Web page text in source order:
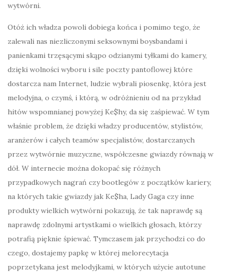
wytwórni.
Otóż ich władza powoli dobiega końca i pomimo tego, że
zalewali nas niezliczonymi seksownymi boysbandami i
panienkami trzęsącymi skąpo odzianymi tyłkami do kamery,
dzięki wolności wyboru i sile poczty pantoflowej które
dostarcza nam Internet, ludzie wybrali piosenkę, która jest
melodyjna, o czymś, i którą, w odróżnieniu od na przykład
hitów wspomnianej powyżej Ke$hy, da się zaśpiewać. W tym
właśnie problem, że dzięki władzy producentów, stylistów,
aranżerów i całych teamów specjalistów, dostarczanych
przez wytwórnie muzyczne, współczesne gwiazdy równają w
dół. W internecie można dokopać się różnych
przypadkowych nagrań czy bootlegów z początków kariery,
na których takie gwiazdy jak Ke$ha, Lady Gaga czy inne
produkty wielkich wytwórni pokazują, że tak naprawdę są
naprawdę zdolnymi artystkami o wielkich głosach, którzy
potrafią pięknie śpiewać. Tymczasem jak przychodzi co do
czego, dostajemy papkę w której melorecytacja
poprzetykana jest melodyjkami, w których użycie autotune